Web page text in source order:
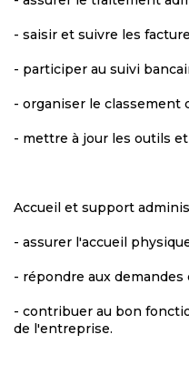
- saisir et suivre les
- participer au suivi
- organiser le classement
- mettre à jour les outils
Accueil et support
- assurer l'accueil
- répondre aux demandes
- contribuer au bon
de l'entreprise.